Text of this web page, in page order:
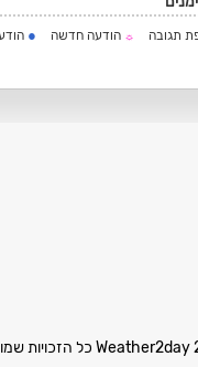
תגובה ☼ הודעה חדשה ●